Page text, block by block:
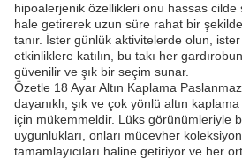
hipoalerjenik özellikleri onu hassas cilde
hale getirerek uzun süre rahat bir
tanır. İster günlük aktivitelerde olun,
etkinliklere katılın, bu takı her
güvenilir ve şık bir seçim sunar.
Özetle 18 Ayar Altın Kaplama
dayanıklı, şık ve çok yönlü altın
için mükemmeldir. Lüks görünümleriyle
uygunlukları, onları mücevher
tamamlayıcıları haline getiriyor ve her